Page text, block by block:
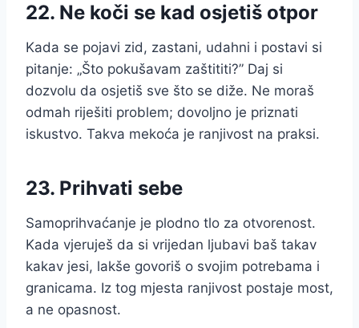
22. Ne koči se kad osjetiš otpor
Kada se pojavi zid, zastani, udahni i postavi si
pitanje: „Što pokušavam zaštititi?” Daj si
dozvolu da osjetiš sve što se diže. Ne moraš
odmah riješiti problem; dovoljno je priznati
iskustvo. Takva mekoća je ranjivost na praksi.
23. Prihvati sebe
Samoprihvaćanje je plodno tlo za otvorenost.
Kada vjeruješ da si vrijedan ljubavi baš takav
kakav jesi, lakše govoriš o svojim potrebama i
granicama. Iz tog mjesta ranjivost postaje most,
a ne opasnost.